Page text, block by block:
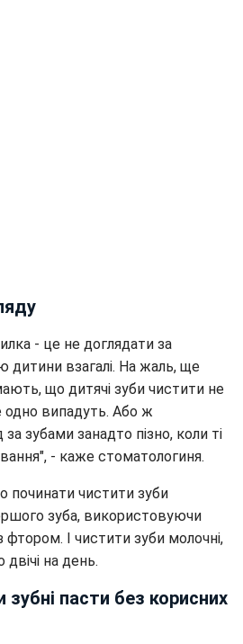
- це не доглядати за
взагалі. На жаль, ще
що дитячі зуби чистити не
одно випадуть. Або ж
зубами занадто пізно, коли ті
- каже стоматологиня.
починати чистити зуби
зуба, використовуючи
фтором. І чистити зуби молочні,
двічі на день.
пасти без корисних